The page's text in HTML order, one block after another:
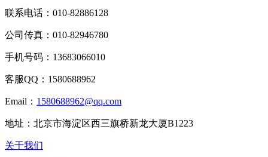
联系电话： 010-82886128
公司传真： 010-82946780
手机号码： 13683066010
客服QQ： 1580688962
Email： 1580688962@qq.com
地址： 北京市海淀区西三旗桥新龙大厦B1223
关于我们